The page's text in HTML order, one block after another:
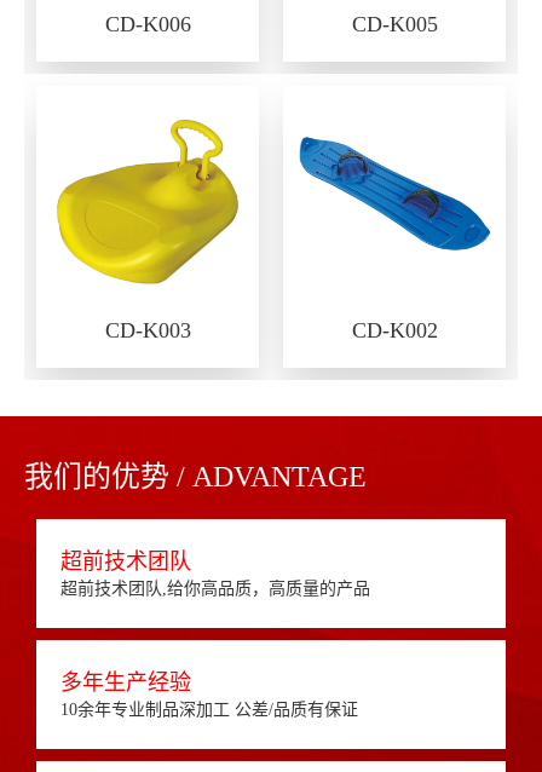
CD-K006 CD-K005
CD-K003 CD-K002
我们的优势 / ADVANTAGE
超前技术团队
超前技术团队,给你高品质，高质量的产品
多年生产经验
10余年专业制品深加工 公差/品质有保证